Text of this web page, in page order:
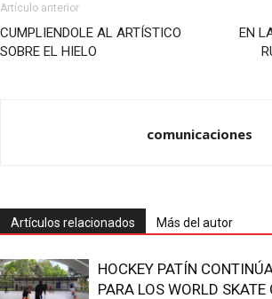
Artículo anterior
CUMPLIENDOLE AL ARTÍSTICO
SOBRE EL HIELO
EN
comunicaciones
Artículos relacionados Más del autor
HOCKEY PATÍN
PARA LOS WORLD SKATE